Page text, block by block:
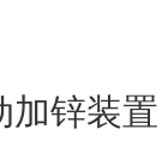
加锌装置